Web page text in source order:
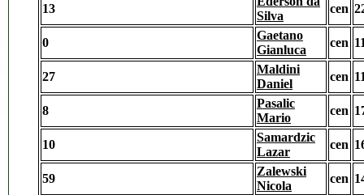
13
Silva
cen
0
Gaetano
Gianluca
cen
27
Maldini
Daniel
cen
8
Pasalic
Mario
cen
10
Samardzic
Lazar
cen
59
Zalewski
Nicola
cen